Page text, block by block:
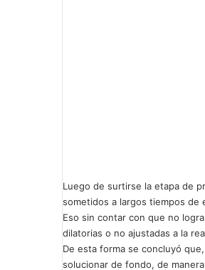
Luego de surtirse la etapa de
sometidos a largos tiempos de
Eso sin contar con que no
dilatorias o no ajustadas a la
De esta forma se concluyó
solucionar de fondo, de